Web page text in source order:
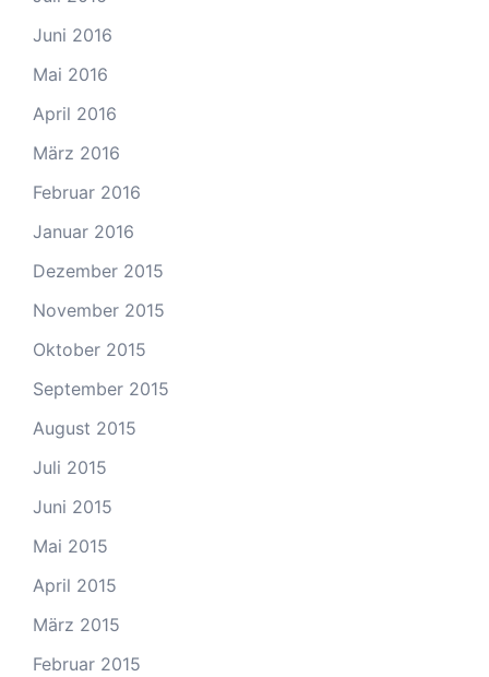
Juni 2016
Mai 2016
April 2016
März 2016
Februar 2016
Januar 2016
Dezember 2015
November 2015
Oktober 2015
September 2015
August 2015
Juli 2015
Juni 2015
Mai 2015
April 2015
März 2015
Februar 2015